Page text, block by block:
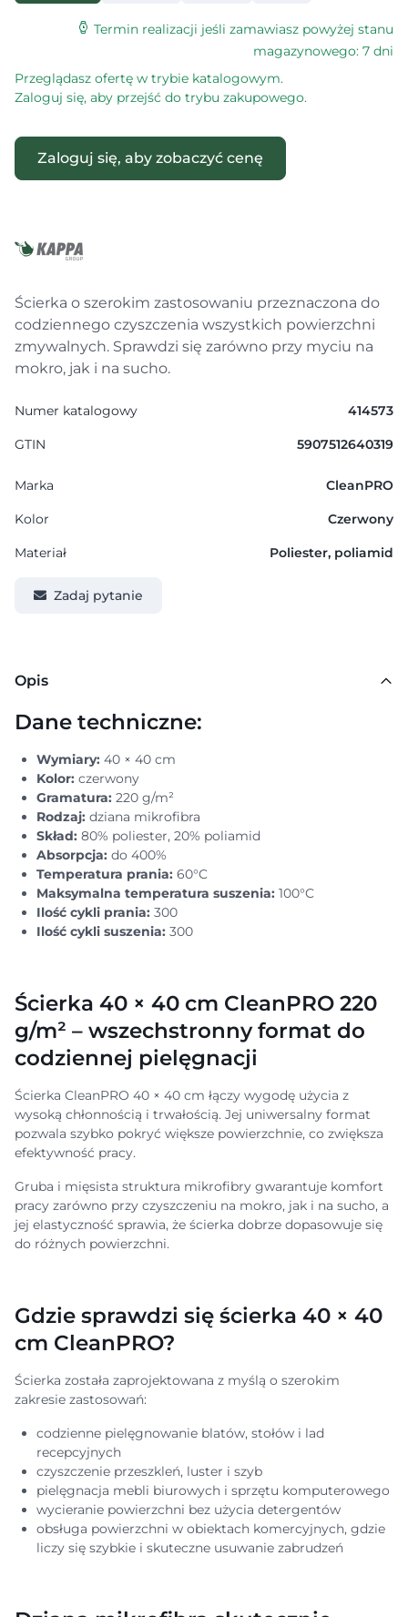
Termin realizacji jeśli zamawiasz powyżej stanu
magazynowego: 7 dni
Przeglądasz ofertę w trybie katalogowym.
Zaloguj się, aby przejść do trybu zakupowego.
Zaloguj się, aby zobaczyć cenę
Ścierka o szerokim zastosowaniu przeznaczona do
codziennego czyszczenia wszystkich powierzchni
zmywalnych. Sprawdzi się zarówno przy myciu na
mokro, jak i na sucho.
Numer katalogowy 414573
GTIN 5907512640319
Marka CleanPRO
Kolor Czerwony
Materiał Poliester, poliamid
Zadaj pytanie
Opis
Dane techniczne:
Wymiary: 40 × 40 cm
Kolor: czerwony
Gramatura: 220 g/m²
Rodzaj: dziana mikrofibra
Skład: 80% poliester, 20% poliamid
Absorpcja: do 400%
Temperatura prania: 60°C
Maksymalna temperatura suszenia: 100°C
Ilość cykli prania: 300
Ilość cykli suszenia: 300
Ścierka 40 × 40 cm CleanPRO 220
g/m² – wszechstronny format do
codziennej pielęgnacji
Ścierka CleanPRO 40 × 40 cm łączy wygodę użycia z
wysoką chłonnością i trwałością. Jej uniwersalny format
pozwala szybko pokryć większe powierzchnie, co zwiększa
efektywność pracy.
Gruba i mięsista struktura mikrofibry gwarantuje komfort
pracy zarówno przy czyszczeniu na mokro, jak i na sucho, a
jej elastyczność sprawia, że ścierka dobrze dopasowuje się
do różnych powierzchni.
Gdzie sprawdzi się ścierka 40 × 40
cm CleanPRO?
Ścierka została zaprojektowana z myślą o szerokim
zakresie zastosowań:
codzienne pielęgnowanie blatów, stołów i lad
recepcyjnych
czyszczenie przeszkleń, luster i szyb
pielęgnacja mebli biurowych i sprzętu komputerowego
wycieranie powierzchni bez użycia detergentów
obsługa powierzchni w obiektach komercyjnych, gdzie
liczy się szybkie i skuteczne usuwanie zabrudzeń